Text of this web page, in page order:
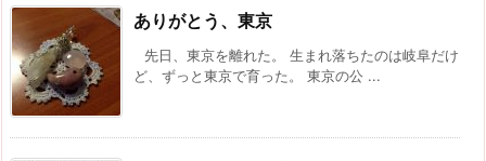
ありがとう、東京
先日、東京を離れた。 生まれ落ちたのは岐阜だけ
ど、ずっと東京で育った。 東京の公 ...